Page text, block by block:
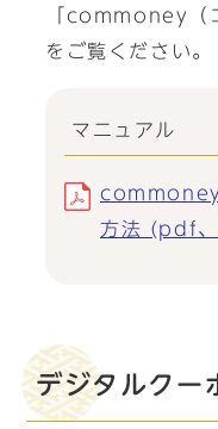
「commoney（
をご覧ください。
マニュアル
commoney
方法 (pdf
デジタルクー